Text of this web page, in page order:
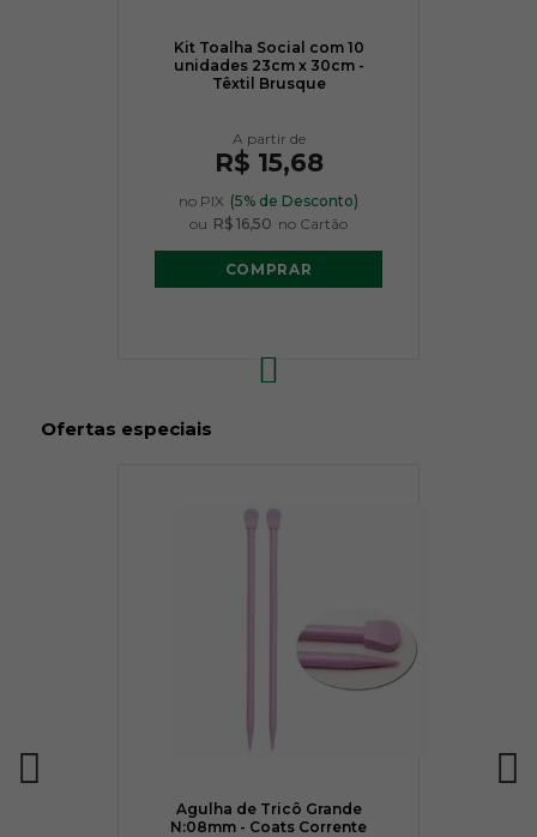
Kit Toalha Social com 10
unidades 23cm x 30cm -
Têxtil Brusque
R$ 15,68
no PIX (5% de Desconto)
ou R$ 16,50 no Cartão
COMPRAR
Ofertas especiais
Agulha de Tricô Grande
N:08mm - Coats Corrente